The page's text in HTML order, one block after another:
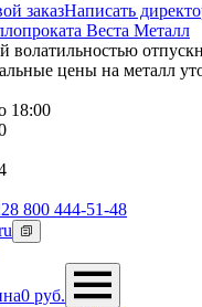
заказНаписать
волатильностью
цены на металл
18:00
8 800 444-51-48
0 руб.